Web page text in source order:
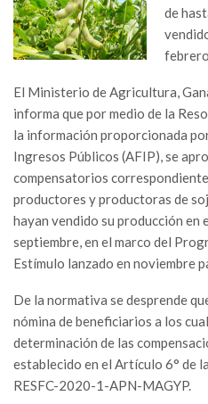
de
El Ministerio de Agricultura,
informa que por medio de la
la información proporcionada
Ingresos Públicos (AFIP), se
compensatorios
productores y productoras de
hayan vendido su producción en
septiembre, en el marco del
Estímulo lanzado en noviembre
De la normativa se desprende
nómina de beneficiarios a los
determinación de las
establecido en el Artículo 6° de
RESFC-2020-1-APN-MAGYP.